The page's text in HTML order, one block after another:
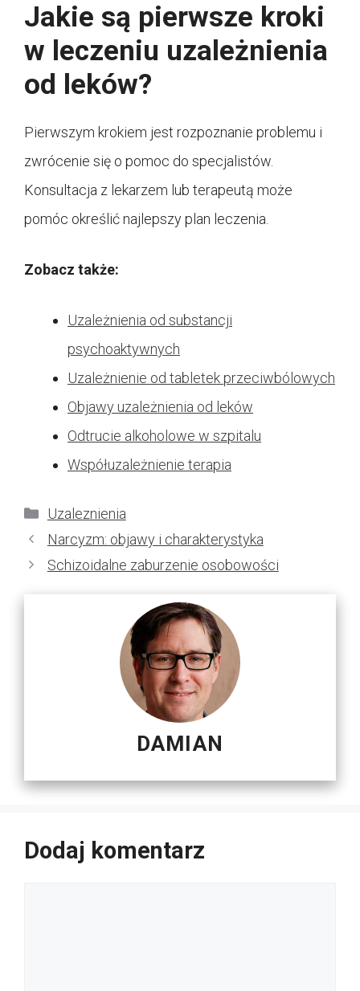
Jakie są pierwsze kroki
w leczeniu uzależnienia
od leków?
Pierwszym krokiem jest rozpoznanie problemu i
zwrócenie się o pomoc do specjalistów.
Konsultacja z lekarzem lub terapeutą może
pomóc określić najlepszy plan leczenia.
Zobacz także:
Uzależnienia od substancji
psychoaktywnych
Uzależnienie od tabletek przeciwbólowych
Objawy uzależnienia od leków
Odtrucie alkoholowe w szpitalu
Współuzależnienie terapia
Kategorie
Uzaleznienia
Narcyzm: objawy i charakterystyka
Schizoidalne zaburzenie osobowości
DAMIAN
Dodaj komentarz